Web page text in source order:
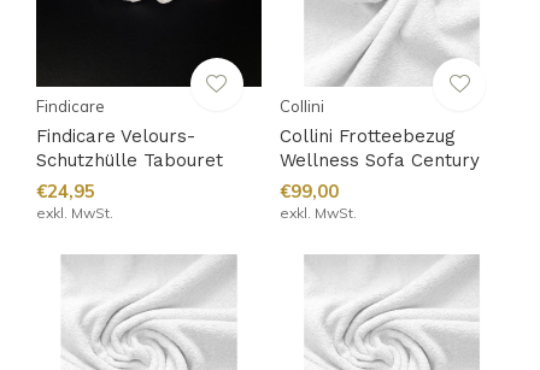
Findicare
Findicare Velours-
Schutzhülle Tabouret
€24,95
exkl. MwSt.
Collini
Collini Frotteebezug
Wellness Sofa Century
€99,00
exkl. MwSt.